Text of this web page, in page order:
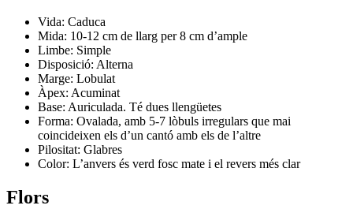
Vida: Caduca
Mida: 10-12 cm de llarg per 8 cm d’ample
Limbe: Simple
Disposició: Alterna
Marge: Lobulat
Àpex: Acuminat
Base: Auriculada. Té dues llengüetes
Forma: Ovalada, amb 5-7 lòbuls irregulars que mai
coincideixen els d’un cantó amb els de l’altre
Pilositat: Glabres
Color: L’anvers és verd fosc mate i el revers més clar
Flors